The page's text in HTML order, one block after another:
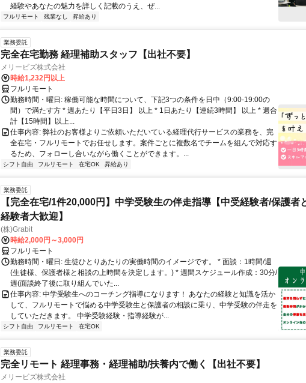
経験やあなたの魅力を詳しく記載のうえ、ぜ...
フルリモート 残業なし 昇給あり
業務委託
完全在宅勤務 経理補助スタッフ【出社不要】
メリービズ株式会社
時給1,232円以上
フルリモート
勤務時間・曜日: 稼働可能な時間について、下記3つの条件を日中（9:00-19:00の
間）で満たす方 * 週あたり【平日3日】 以上 * 1日あたり【連続3時間】 以上 * 週合
計【15時間】以上...
仕事内容: 弊社のお客様よりご依頼いただいている経理代行サービスの業務を、完
全在宅・フルリモートでお任せします。案件ごとに複数名でチームを組んで対応す
るため、フォローし合いながら働くことができます。...
シフト自由 フルリモート 在宅OK 昇給あり
業務委託
【完全在宅/1件20,000円】中学受験生の伴走指導【中受経験者/保護者
経験者大歓迎】
(株)Grabit
時給2,000円～3,000円
フルリモート
勤務時間・曜日: 生徒ひとりあたりの実働時間のイメージです。 * 面談：1時間/週
(生徒様、保護者様と相談の上時間を決定します。) * 週間スケジュール作成：30分/
週(面談終了後に取り組んでいた...
仕事内容: 中学受験生へのコーチング指導になります！ あなたの経験と知識を活か
して、フルリモートで悩める中学受験生と保護者の相談に乗り、中学受験の伴走を
していただきます。 中学受験経験・指導経験が...
シフト自由 フルリモート 在宅OK
業務委託
完全リモート 経理事務・経理補助/扶養内で働く【出社不要】
メリービズ株式会社